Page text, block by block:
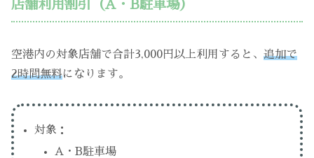
店舗利用割引（A・B駐車場）
空港内の対象店舗で合計3,000円以上利用すると、 追加で
2時間無料になります。
対象：
A・B駐車場